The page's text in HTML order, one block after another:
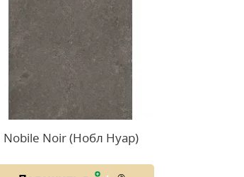
Nobile Noir (Нобл Нуар)